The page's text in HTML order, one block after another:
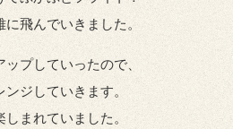
飛んでいきました。
プしていったので、
ジしていきます。
まれていました。